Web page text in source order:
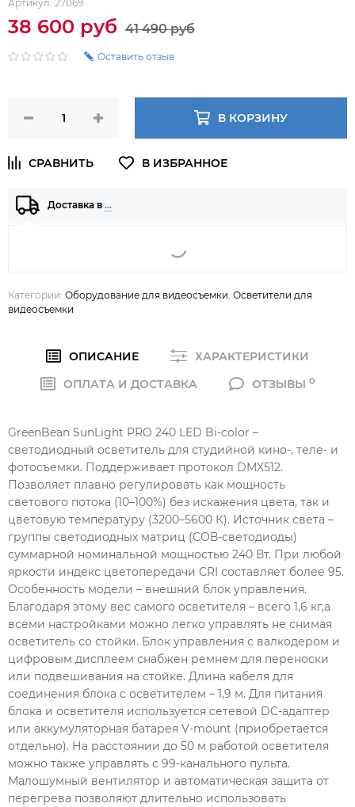
Артикул: 27069
38 600 руб 41 490 руб
Оставить отзыв
В КОРЗИНУ
Доставка в …
Категории: Оборудование для видеосъемки Осветители для
видеосъемки
ОПИСАНИЕ
ХАРАКТЕРИСТИКИ
ОПЛАТА И ДОСТАВКА
ОТЗЫВЫ 0
GreenBean SunLight PRO 240 LED Bi-color –
cветодиодный осветитель для студийной кино-, теле- и
фотосъемки. Поддерживает протокол DMX512.
Позволяет плавно регулировать как мощность
светового потока (10–100%) без искажения цвета, так и
цветовую температуру (3200–5600 К). Источник света –
группы светодиодных матриц (СОВ-светодиоды)
суммарной номинальной мощностью 240 Вт. При любой
яркости индекс цветопередачи CRI составляет более 95.
Особенность модели – внешний блок управления.
Благодаря этому вес самого осветителя – всего 1,6 кг,а
всеми настройками можно легко управлять не снимая
осветитель со стойки. Блок управления с валкодером и
цифровым дисплеем снабжен ремнем для переноски
или подвешивания на стойке. Длина кабеля для
соединения блока с осветителем – 1,9 м. Для питания
блока и осветителя используется сетевой DC-адаптер
или аккумуляторная батарея V-mount (приобретается
отдельно). На расстоянии до 50 м работой осветителя
можно также управлять с 99-канального пульта.
Малошумный вентилятор и автоматическая защита от
перегрева позволяют длительно использовать